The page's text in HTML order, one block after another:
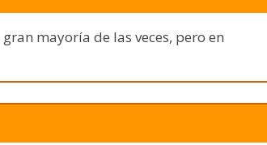
mayoría de las veces, pero en